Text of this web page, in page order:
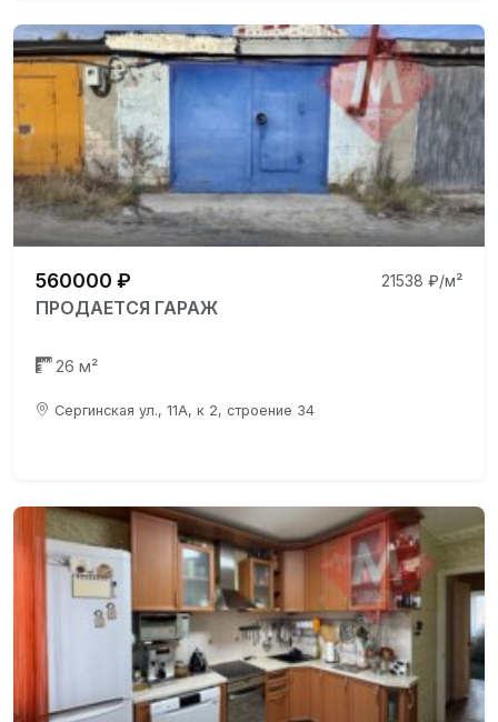
560000 ₽ 21538 ₽/м²
ПРОДАЕТСЯ ГАРАЖ
26 м²
Сергинская ул., 11А, к 2, строение 34